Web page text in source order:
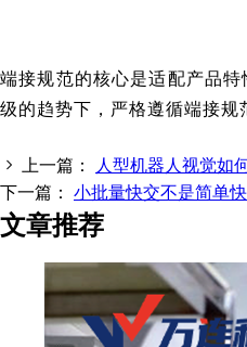
端接规范的核心是适配产品
级的趋势下，严格遵循端接
上一篇：
人型机器人视觉如
下一篇： 小批量快交不是简单
文章推荐